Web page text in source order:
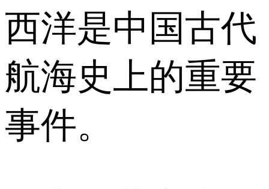
西洋是中国古代
航海史上的重要
事件。